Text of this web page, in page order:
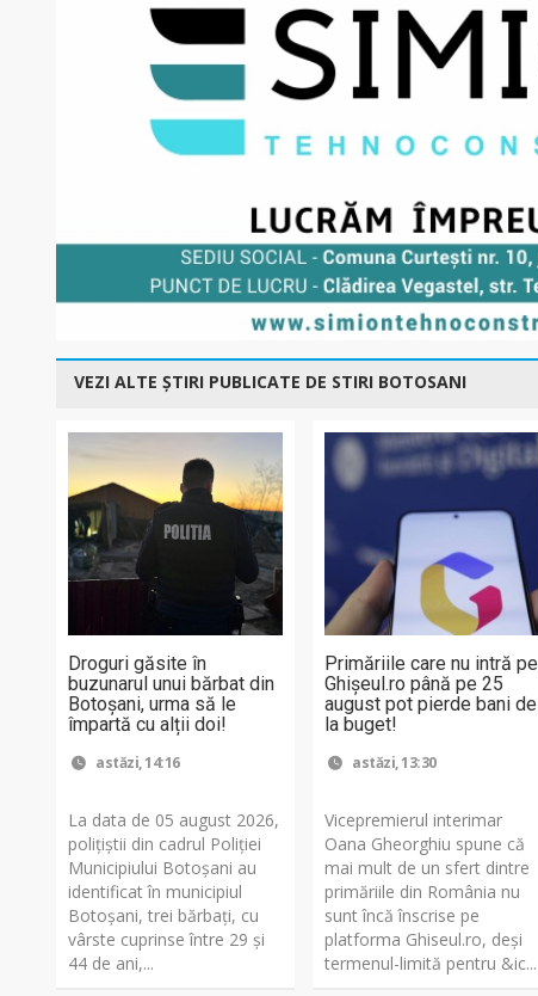
VEZI ALTE ȘTIRI PUBLICATE DE STIRI BOTOSANI
Droguri găsite în
buzunarul unui bărbat din
Botoșani, urma să le
împartă cu alții doi!
astăzi, 14:16
La data de 05 august 2026,
polițiștii din cadrul Poliției
Municipiului Botoșani au
identificat în municipiul
Botoșani, trei bărbați, cu
vârste cuprinse între 29 și
44 de ani,...
Primăriile care nu intră pe
Ghişeul.ro până pe 25
august pot pierde bani de
la buget!
astăzi, 13:30
Vicepremierul interimar
Oana Gheorghiu spune că
mai mult de un sfert dintre
primăriile din România nu
sunt încă înscrise pe
platforma Ghiseul.ro, deși
termenul-limită pentru &ic...